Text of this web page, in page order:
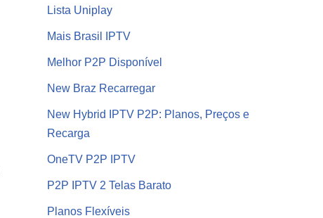
Lista Uniplay
Mais Brasil IPTV
Melhor P2P Disponível
New Braz Recarregar
New Hybrid IPTV P2P: Planos, Preços e
Recarga
OneTV P2P IPTV
P2P IPTV 2 Telas Barato
Planos Flexíveis